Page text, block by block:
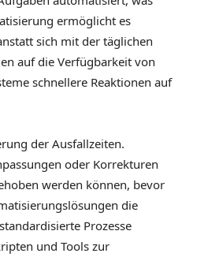
ermöglicht es
sich mit der täglichen
auf die Verfügbarkeit von
schnellere Reaktionen auf
der Ausfallzeiten.
oder Korrekturen
werden können, bevor
die
Prozesse
und Tools zur